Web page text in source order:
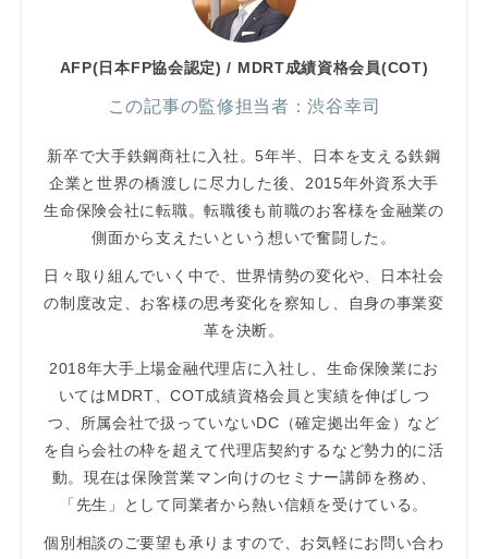
AFP(日本FP協会認定) / MDRT成績資格会員(COT)
この記事の監修担当者：渋谷幸司
新卒で大手鉄鋼商社に入社。5年半、日本を支える鉄鋼
企業と世界の橋渡しに尽力した後、2015年外資系大手
生命保険会社に転職。転職後も前職のお客様を金融業の
側面から支えたいという想いで奮闘した。
日々取り組んでいく中で、世界情勢の変化や、日本社会
の制度改定、お客様の思考変化を察知し、自身の事業変
革を決断。
2018年大手上場金融代理店に入社し、生命保険業にお
いてはMDRT、COT成績資格会員と実績を伸ばしつ
つ、所属会社で扱っていないDC（確定拠出年金）など
を自ら会社の枠を超えて代理店契約するなど勢力的に活
動。現在は保険営業マン向けのセミナー講師を務め、
「先生」として同業者から熱い信頼を受けている。
個別相談のご要望も承りますので、お気軽にお問い合わ